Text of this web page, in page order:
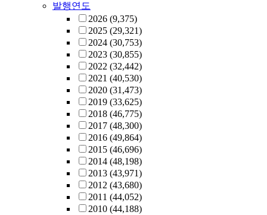
발행연도
2026 (9,375)
2025 (29,321)
2024 (30,753)
2023 (30,855)
2022 (32,442)
2021 (40,530)
2020 (31,473)
2019 (33,625)
2018 (46,775)
2017 (48,300)
2016 (49,864)
2015 (46,696)
2014 (48,198)
2013 (43,971)
2012 (43,680)
2011 (44,052)
2010 (44,188)